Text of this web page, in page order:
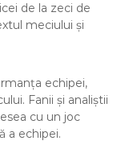
de la zeci de
meciului și
echipei,
Fanii și analiștii
cu un joc
a echipei.